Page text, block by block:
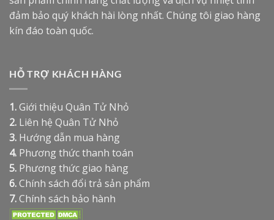
đảm bảo quý khách hài lòng nhất. Chúng tôi giao hàng
kín đáo toàn quốc.
HỖ TRỢ KHÁCH HÀNG
1.Giới thiệu Quân Tử Nhỏ
2. Liên hệ Quân Tử Nhỏ
3. Hướng dẫn mua hàng
4. Phương thức thanh toán
5. Phương thức giao hàng
6.Chính sách đổi trả sản phẩm
7.Chính sách bảo hành